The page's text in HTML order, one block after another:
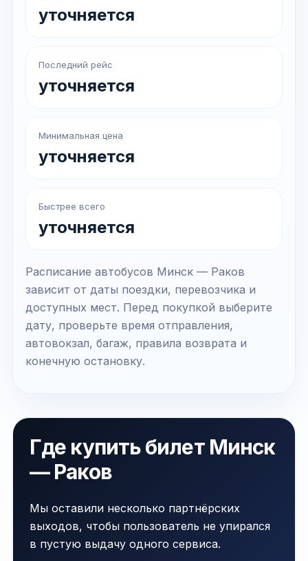
уточняется
Последний рейс
уточняется
Минимальная цена
уточняется
Быстрее всего
уточняется
Расписание автобусов Минск — Раков
зависит от даты поездки, перевозчика и
доступных мест. Перед покупкой выберите
дату, проверьте время отправления,
автовокзал, багаж, правила возврата и
конечную остановку.
Где купить билет Минск
— Раков
Мы оставили несколько партнёрских
выходов, чтобы пользователь не упирался
в пустую выдачу одного сервиса.